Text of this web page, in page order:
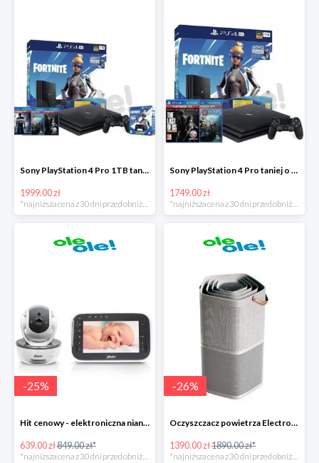
Sony PlayStation 4 Pro 1TB taniej o 220zł
1999.00 zł
Sony PlayStation 4 Pro taniej o 150zł
1749.00 zł
-25%
Hit cenowy - elektroniczna niania Alecto DVM-200
639.00 zł849.00 zł*
*najniższa cena z 30 dni przed obniżką
-26%
Oczyszczacz powietrza Electrolux Pure A9
1390.00 zł1890.00 zł*
*najniższa cena z 30 dni przed obniżką